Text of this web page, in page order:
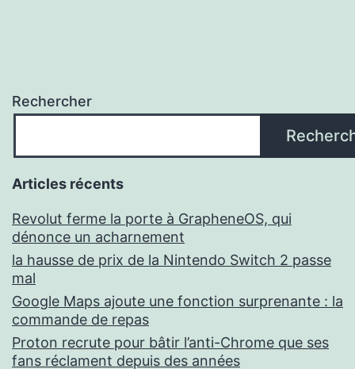
Rechercher
Articles récents
Revolut ferme la porte à GrapheneOS, qui
dénonce un acharnement
la hausse de prix de la Nintendo Switch 2 passe
mal
Google Maps ajoute une fonction surprenante : la
commande de repas
Proton recrute pour bâtir l’anti-Chrome que ses
fans réclament depuis des années